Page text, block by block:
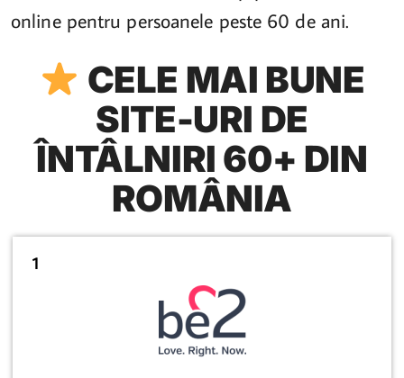
online pentru persoanele peste 60 de ani.
CELE MAI BUNE
SITE-URI DE
ÎNTÂLNIRI 60+ DIN
ROMÂNIA
1